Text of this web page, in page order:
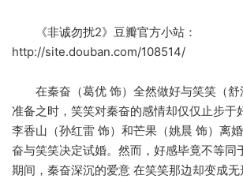
《非诚勿扰2》豆瓣官方小站：
http://site.douban.com/108514/
在秦奋（葛优 饰）全然做好与笑笑（舒
准备之时，笑笑对秦奋的感情却仅仅止步于
李香山（孙红雷 饰）和芒果（姚晨 饰）离
奋与笑笑决定试婚。然而，好感毕竟不等同
期间，秦奋深沉的爱意 在笑笑那边却变成